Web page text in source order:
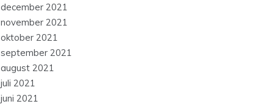
december 2021
november 2021
oktober 2021
september 2021
august 2021
juli 2021
juni 2021